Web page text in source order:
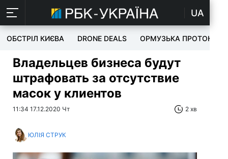
UA
ОБСТРІЛ КИЄВА DRONE DEALS ОРМУЗЬКА ПРОТОКА
Владельцев бизнеса будут
штрафовать за отсутствие
масок у клиентов
11:34 17.12.2020 Чт 2 хв
ЮЛІЯ СТРУК